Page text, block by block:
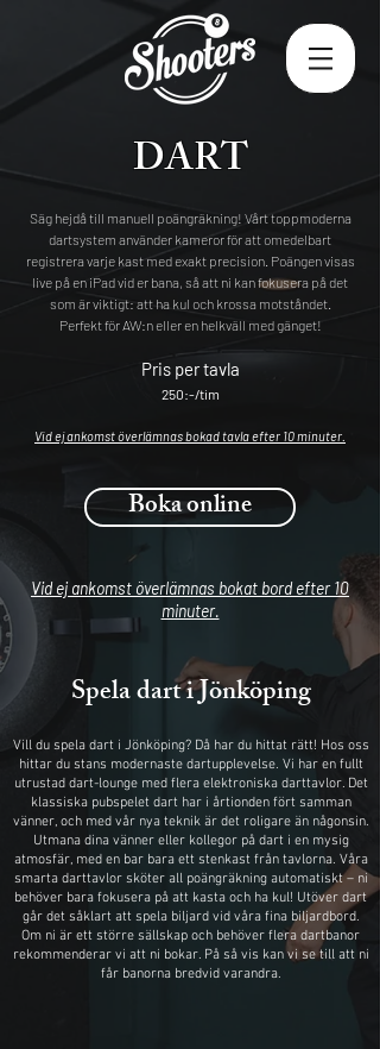
DART
Säg hejdå till manuell poängräkning! Vårt toppmoderna
dartsystem använder kameror för att omedelbart
registrera varje kast med exakt precision. Poängen visas
live på en iPad vid er bana, så att ni kan fokusera på det
som är viktigt: att ha kul och krossa motståndet.
Perfekt för AW:n eller en helkväll med gänget!
Pris per tavla
250:-/tim
Vid ej ankomst överlämnas bokad tavla efter 10 minuter.
Boka online
Vid ej ankomst överlämnas bokat bord efter 10
minuter.
Spela dart i Jönköping
Vill du spela dart i Jönköping? Då har du hittat rätt! Hos oss
hittar du stans modernaste dartupplevelse. Vi har en fullt
utrustad dart-lounge med flera elektroniska darttavlor. Det
klassiska pubspelet dart har i årtionden fört samman
vänner, och med vår nya teknik är det roligare än någonsin.
Utmana dina vänner eller kollegor på dart i en mysig
atmosfär, med en bar bara ett stenkast från tavlorna. Våra
smarta darttavlor sköter all poängräkning automatiskt – ni
behöver bara fokusera på att kasta och ha kul! Utöver dart
går det såklart att spela biljard vid våra fina biljardbord.
Om ni är ett större sällskap och behöver flera dartbanor
rekommenderar vi att ni bokar. På så vis kan vi se till att ni
får banorna bredvid varandra.